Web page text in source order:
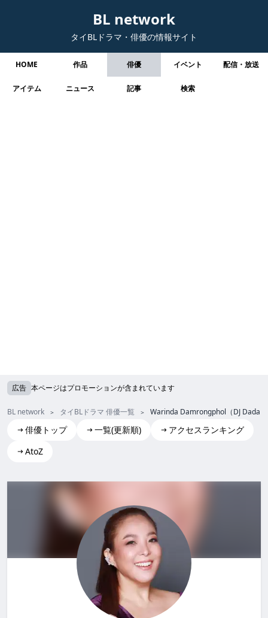
BL network
タイBLドラマ・俳優の情報サイト
HOME 作品 俳優 イベント 配信・放送
アイテム ニュース 記事 検索
広告 本ページはプロモーションが含まれています
BL network タイBLドラマ 俳優一覧 Warinda Damrongphol（DJ Dada）
俳優トップ 一覧(更新順)
アクセスランキング
AtoZ
Warinda Damrongphol(DJ Dada)